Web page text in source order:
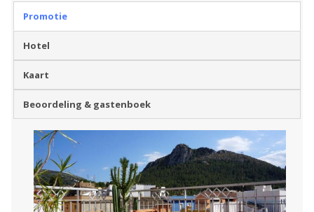
Promotie
Hotel
Kaart
Beoordeling & gastenboek